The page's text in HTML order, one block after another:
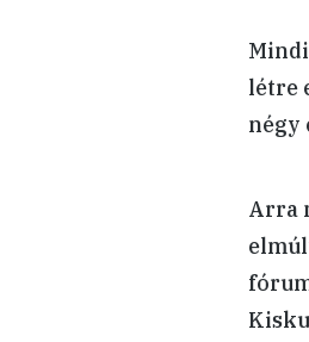
létre
négy
Arra